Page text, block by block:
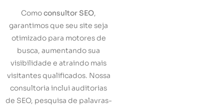
Comoconsultor SEO,
garantimos que seu site seja
otimizado para motores de
busca, aumentando sua
visibilidade e atraindo mais
visitantes qualificados. Nossa
consultoria inclui auditorias
de SEO, pesquisa de palavras-